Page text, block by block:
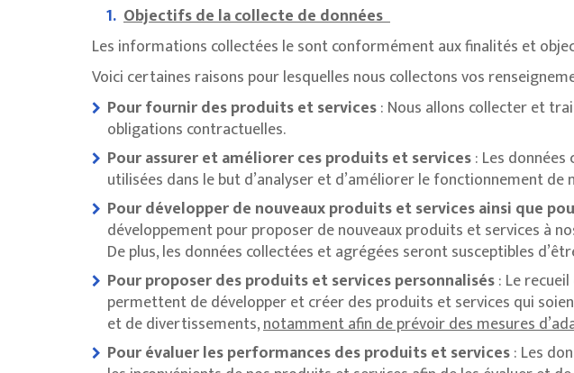
Objectifs de la collecte de données
Les informations collectées le sont conformément aux finalités et
Voici certaines raisons pour lesquelles nous collectons vos
Pour fournir des produits et services: Nous allons collecter et
obligations contractuelles.
Pour assurer et améliorer ces produits et services: Les
utilisées dans le but d’analyser et d’améliorer le fonctionnement de
Pour développer de nouveaux produits et services ainsi que
développement pour proposer de nouveaux produits et services à
De plus, les données collectées et agrégées seront susceptibles
Pour proposer des produits et services personnalisés: Le
permettent de développer et créer des produits et services qui
et de divertissements,notamment afin de prévoir des mesures
Pour évaluer les performances des produits et services: Les